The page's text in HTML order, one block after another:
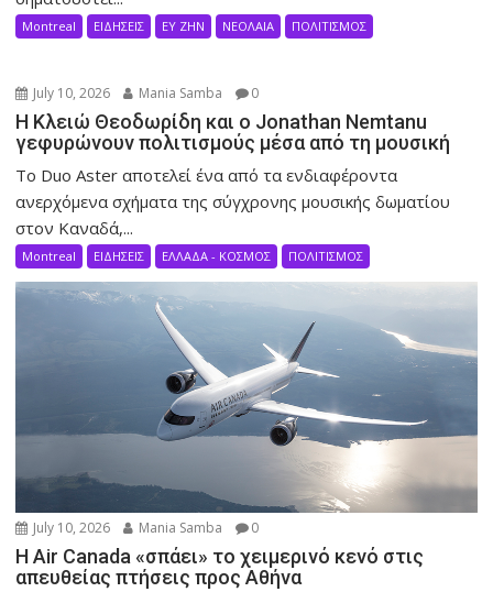
Montreal ΕΙΔΗΣΕΙΣ ΕΥ ΖΗΝ ΝΕΟΛΑΙΑ ΠΟΛΙΤΙΣΜΟΣ
July 10, 2026 Mania Samba 0
Η Κλειώ Θεοδωρίδη και ο Jonathan Nemtanu
γεφυρώνουν πολιτισμούς μέσα από τη μουσική
Το Duo Aster αποτελεί ένα από τα ενδιαφέροντα
ανερχόμενα σχήματα της σύγχρονης μουσικής δωματίου
στον Καναδά,...
Montreal ΕΙΔΗΣΕΙΣ ΕΛΛΑΔΑ - ΚΟΣΜΟΣ ΠΟΛΙΤΙΣΜΟΣ
July 10, 2026 Mania Samba 0
Η Air Canada «σπάει» το χειμερινό κενό στις
απευθείας πτήσεις προς Αθήνα